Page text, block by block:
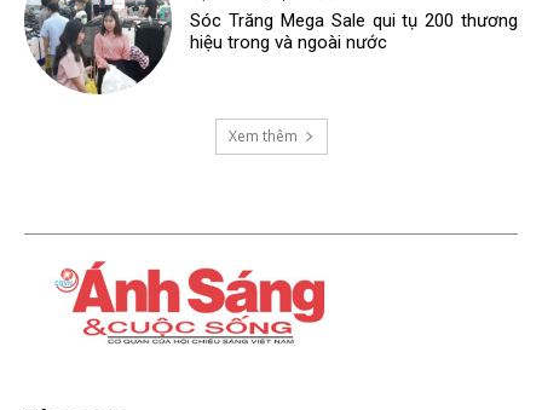
Sóc Trăng Mega Sale qui tụ 200 thương
hiệu trong và ngoài nước
Xem thêm